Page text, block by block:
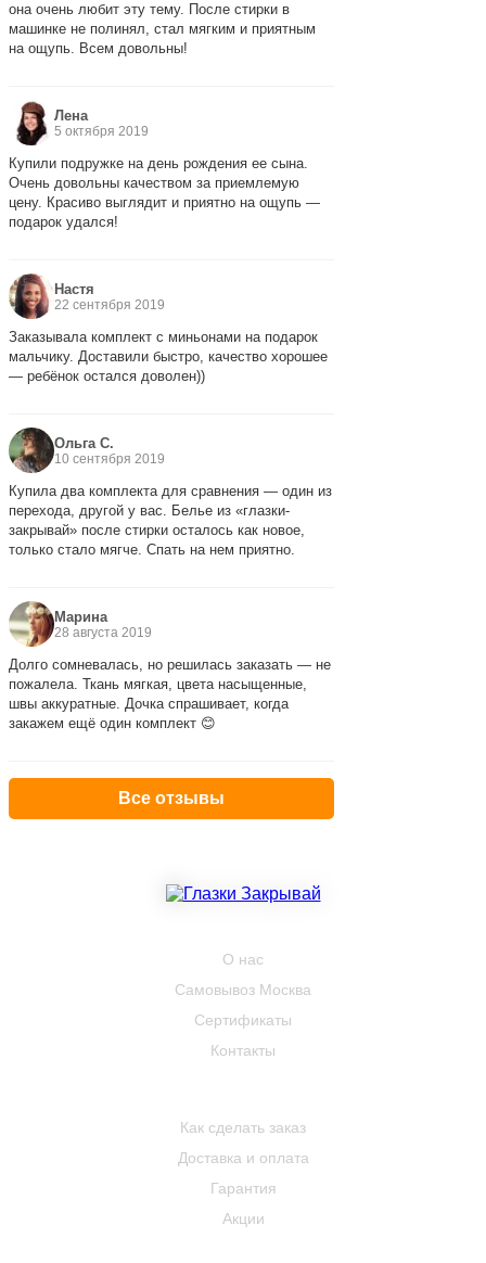
она очень любит эту тему. После стирки в
машинке не полинял, стал мягким и приятным
на ощупь. Всем довольны!
Лена
5 октября 2019
Купили подружке на день рождения ее сына.
Очень довольны качеством за приемлемую
цену. Красиво выглядит и приятно на ощупь —
подарок удался!
Настя
22 сентября 2019
Заказывала комплект с миньонами на подарок
мальчику. Доставили быстро, качество хорошее
— ребёнок остался доволен))
Ольга С.
10 сентября 2019
Купила два комплекта для сравнения — один из
перехода, другой у вас. Белье из «глазки-
закрывай» после стирки осталось как новое,
только стало мягче. Спать на нем приятно.
Марина
28 августа 2019
Долго сомневалась, но решилась заказать — не
пожалела. Ткань мягкая, цвета насыщенные,
швы аккуратные. Дочка спрашивает, когда
закажем ещё один комплект 😊
Все отзывы
О нас
Самовывоз Москва
Сертификаты
Контакты
Как сделать заказ
Доставка и оплата
Гарантия
Акции